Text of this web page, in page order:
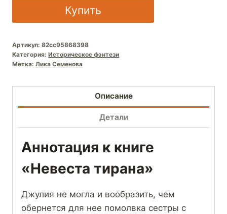
Купить
Артикул: 82cc95868398
Категория: Историческое фэнтези
Метка: Лика Семенова
Описание
Детали
Аннотация к книге
«Невеста тирана»
Джулия не могла и вообразить, чем
обернется для нее помолвка сестры с